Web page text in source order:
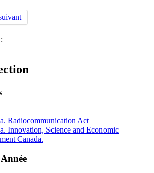
Radiocommunication Act
Innovation, Science and Economic
Canada.